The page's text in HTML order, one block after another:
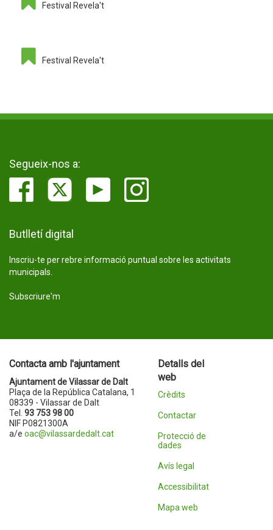
Festival Revela't
Festival Revela't
Segueix-nos a:
Butlletí digital
Inscriu-te per rebre informació puntual sobre les activitats
municipals.
Subscriure'm
Contacta amb l'ajuntament
Ajuntament de Vilassar de Dalt
Plaça de la República Catalana, 1
08339 - Vilassar de Dalt
Tel. 93 753 98 00
NIF P0821300A
a/e oac@vilassardedalt.cat
Detalls del
web
Crèdits
Contactar
Protecció de
dades
Avís legal
Accessibilitat
Mapa web